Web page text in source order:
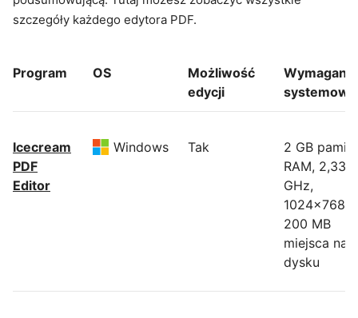
szczegóły każdego edytora PDF.
Program OS
Możliwość
edycji
Wymagania
systemowe
Icecream
PDF
Editor
Windows Tak
2 GB
RAM, 2,33
GHz,
1024x768,
200 MB
miejsca na
dysku